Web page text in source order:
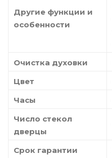
Другие функции и
особенности
Очистка духовки
Цвет
Часы
Число стекол
дверцы
Срок гарантии